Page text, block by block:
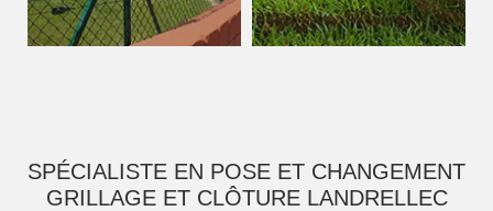
SPÉCIALISTE EN POSE ET CHANGEMENT
GRILLAGE ET CLÔTURE LANDRELLEC